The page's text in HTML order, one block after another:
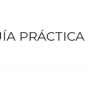
PRÁCTICA